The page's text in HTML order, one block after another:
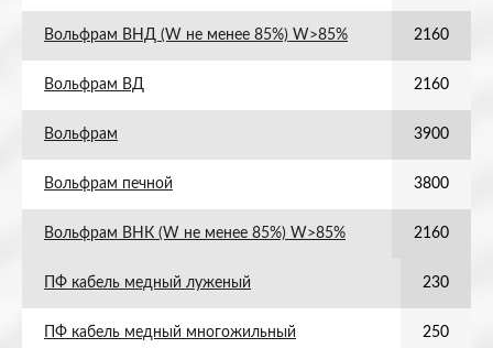
Вольфрам ВНД (W не менее 85%) W>85% 2160
Вольфрам ВД 2160
Вольфрам 3900
Вольфрам печной 3800
Вольфрам ВНК (W не менее 85%) W>85% 2160
ПФ кабель медный луженый 230
ПФ кабель медный многожильный 250